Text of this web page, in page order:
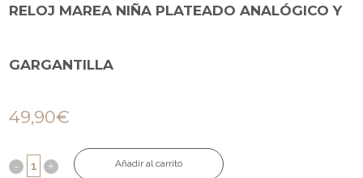
RELOJ MAREA NIÑA PLATEADO ANALÓGICO Y
GARGANTILLA
49,90€
Añadir al carrito